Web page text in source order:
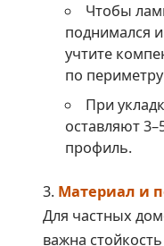
Чтобы
поднимался
учтите
по периметру
При
оставляют
профиль.
Материал и
Для частных
важна